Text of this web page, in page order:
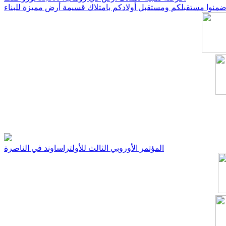
المؤتمر الأوروبي الثالث للأولتراساوند في الناصرة